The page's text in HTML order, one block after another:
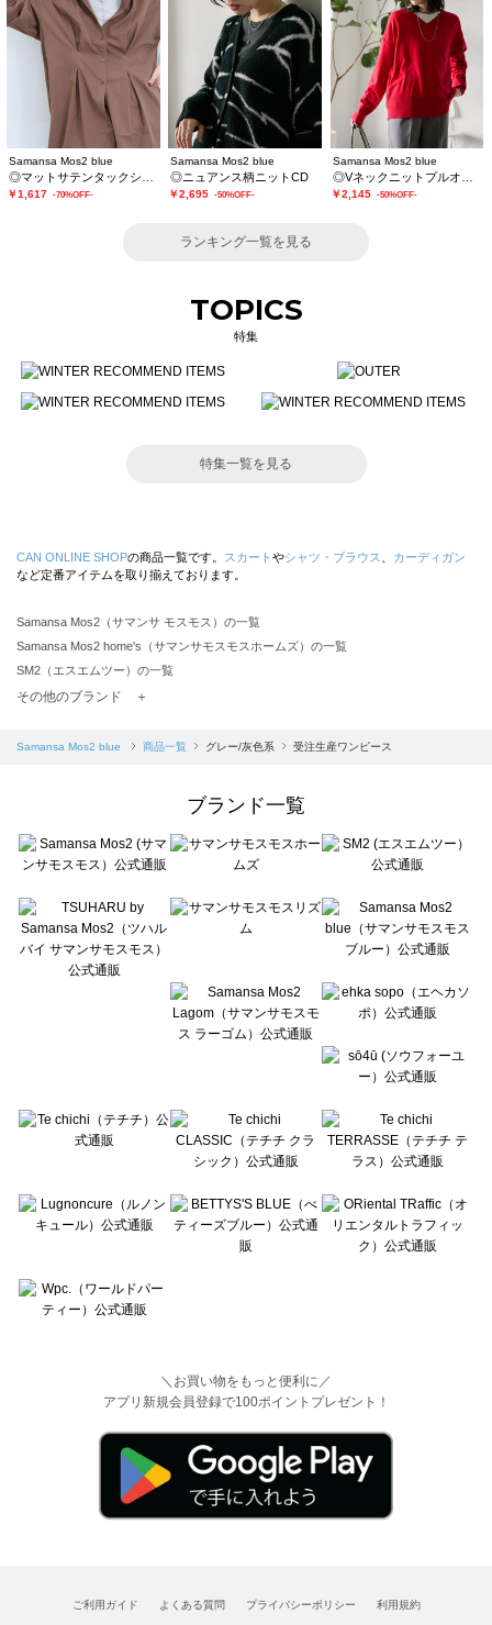
Samansa Mos2 blue
￥1,617 -70%OFF-
Samansa Mos2 blue
◎ニュアンス柄ニットCD
￥2,695 -50%OFF-
Samansa Mos2 blue
￥2,145 -50%OFF-
ランキング一覧を見る
TOPICS
特集
特集一覧を見る
CAN ONLINE SHOPの商品一覧です。 スカート やシャツ・ブラウス
カーディガン
など定番アイテムを取り揃えております。
Samansa Mos2（サマンサ モスモス）の一覧
Samansa Mos2 home's（サマンサモスモスホームズ）の一覧
SM2（エスエムツー）の一覧
TSUHARU by Samansa Mos2（ツハルバイサマンサモスモス）の一覧
Samansa Mos2 blue（サマンサモスモス ブルー）の一覧
Te chichi（テチチ）の一覧
Te chichi CLASSIC（テチチ クラシック）の一覧
Lugnoncure（ルノンキュール）の一覧
BETTY'S BLUE（べティーズブルー）の一覧
Wpc.（ワールドパーティー）の一覧
その他のブランド ＋
Samansa Mos2 blue 商品一覧 グレー/灰色系 受注生産ワンピース
ブランド一覧
＼お買い物をもっと便利に／
アプリ新規会員登録で100ポイントプレゼント！
ご利用ガイド よくある質問 プライバシーポリシー 利用規約